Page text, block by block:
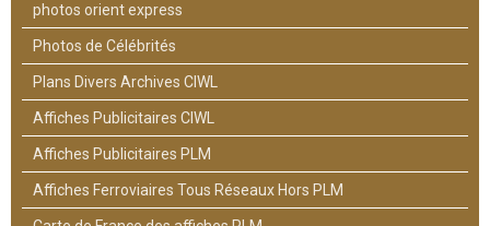
photos orient express
Photos de Célébrités
Plans Divers Archives CIWL
Affiches Publicitaires CIWL
Affiches Publicitaires PLM
Affiches Ferroviaires Tous Réseaux Hors PLM